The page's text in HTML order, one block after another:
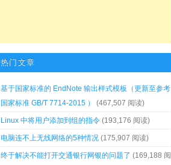
热门文章
基于国家标准的 EndNote 输出样式模板（更新至参考
国家标准 GB/T 7714-2015 ）
(467,507 阅读)
Linux 中将用户添加到组的指令 (193,176 阅读)
电脑连不上无线网络的5种情况 (175,907 阅读)
终于解决不能打开交通银行网银的问题了 (169,188 阅